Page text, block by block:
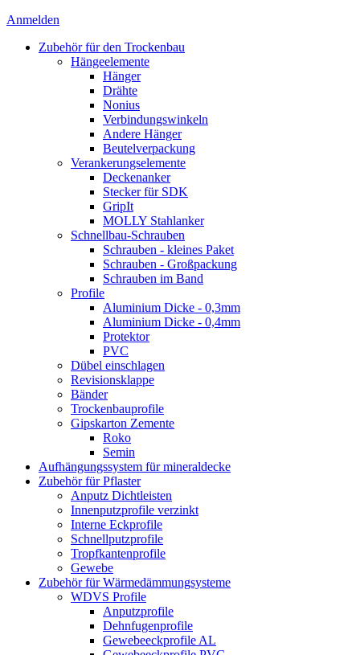
Anmelden
Zubehör für den Trockenbau
Hängeelemente
Hänger
Drähte
Nonius
Verbindungswinkeln
Andere Hänger
Beutelverpackung
Verankerungselemente
Deckenanker
Stecker für SDK
GripIt
MOLLY Stahlanker
Schnellbau-Schrauben
Schrauben - kleines Paket
Schrauben - Großpackung
Schrauben im Band
Profile
Aluminium Dicke - 0,3mm
Aluminium Dicke - 0,4mm
Protektor
PVC
Dübel einschlagen
Revisionsklappe
Bänder
Trockenbauprofile
Gipskarton Zemente
Roko
Semin
Aufhängungssystem für mineraldecke
Zubehör für Pflaster
Anputz Dichtleisten
Innenputzprofile verzinkt
Interne Eckprofile
Schnellputzprofile
Tropfkantenprofile
Gewebe
Zubehör für Wärmedämmungsysteme
WDVS Profile
Anputzprofile
Dehnfugenprofile
Gewebeeckprofile AL